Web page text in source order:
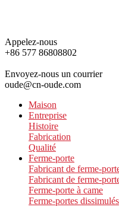
Appelez-nous
+86 577 86808802
Envoyez-nous un courrier
oude@cn-oude.com
Maison
Entreprise
Histoire
Fabrication
Qualité
Ferme-porte
Fabricant de ferme-
Fabricant de ferme-
Ferme-porte à came
Ferme-portes dissimulés